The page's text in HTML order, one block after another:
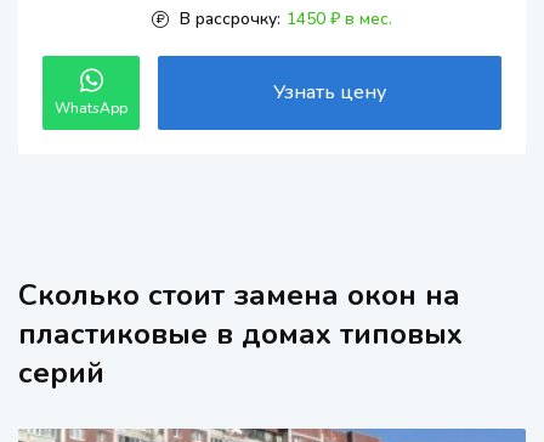
В рассрочку: 1450 ₽ в мес.
WhatsApp
Узнать цену
Сколько стоит замена окон на
пластиковые в домах типовых
серий